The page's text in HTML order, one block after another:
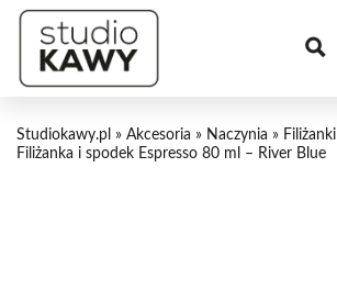
Studiokawy.pl » Akcesoria » Naczynia » Filiżanki
Filiżanka i spodek Espresso 80 ml – River Blue